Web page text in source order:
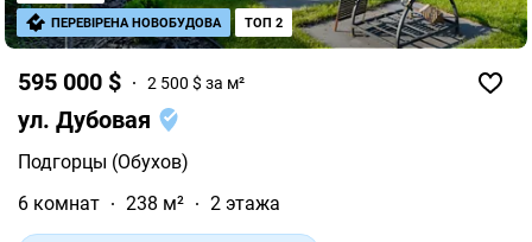
595 000 $ 2 500 $ за м²
ул. Дубовая
Подгорцы (Обухов)
6 комнат
238 м² 2 этажа
ПЕРЕВІРЕНА НОВОБУДОВА ТОП 2